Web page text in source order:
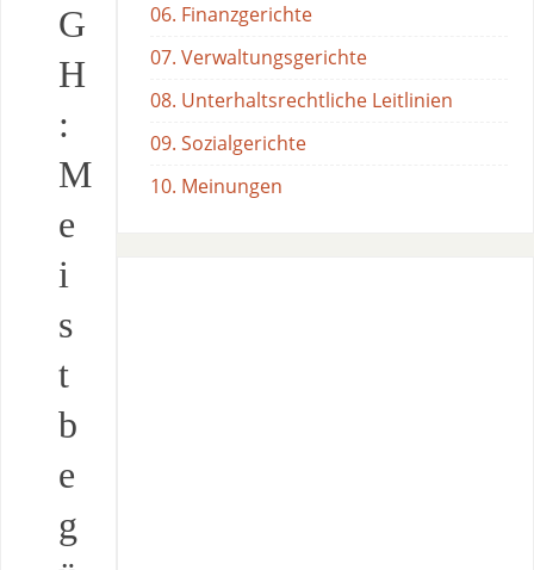
G
H
:
M
e
i
s
t
b
e
g
06. Finanzgerichte
07. Verwaltungsgerichte
08. Unterhaltsrechtliche Leitlinien
09. Sozialgerichte
10. Meinungen